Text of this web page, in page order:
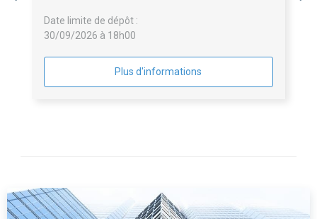
Date limite de dépôt :
30/09/2026 à 18h00
Plus d'informations